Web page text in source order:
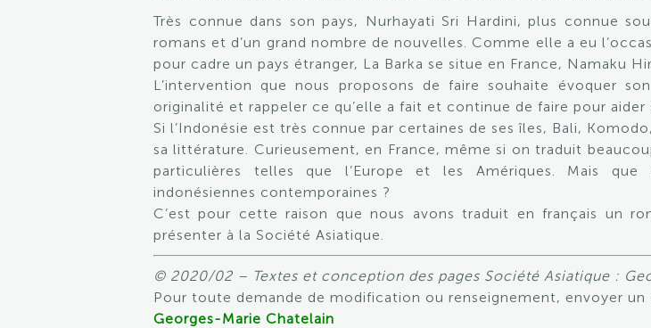
Très connue dans son pays, Nurhayati Sri Hardini, plus connue
romans et d’un grand nombre de nouvelles. Comme elle a eu
pour cadre un pays étranger, La Barka se situe en France, Namaku
L’intervention que nous proposons de faire souhaite évoquer
originalité et rappeler ce qu’elle a fait et continue de faire pour aider
Si l’Indonésie est très connue par certaines de ses îles, Bali,
sa littérature. Curieusement, en France, même si on traduit
particulières telles que l’Europe et les Amériques. Mais que
indonésiennes contemporaines ?
C’est pour cette raison que nous avons traduit en français un
présenter à la Société Asiatique.
© 2020/02 – Textes et conception des pages Société Asiatique :
Pour toute demande de modification ou renseignement, envoyer un
Georges-Marie Chatelain